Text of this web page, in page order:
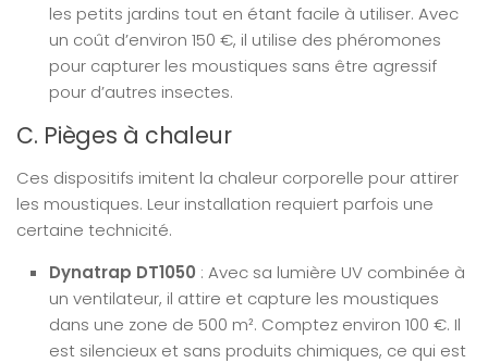
les petits jardins tout en étant facile à utiliser. Avec
un coût d’environ 150 €, il utilise des phéromones
pour capturer les moustiques sans être agressif
pour d’autres insectes.
C. Pièges à chaleur
Ces dispositifs imitent la chaleur corporelle pour attirer
les moustiques. Leur installation requiert parfois une
certaine technicité.
Dynatrap DT1050 : Avec sa lumière UV combinée à
un ventilateur, il attire et capture les moustiques
dans une zone de 500 m². Comptez environ 100 €. Il
est silencieux et sans produits chimiques, ce qui est